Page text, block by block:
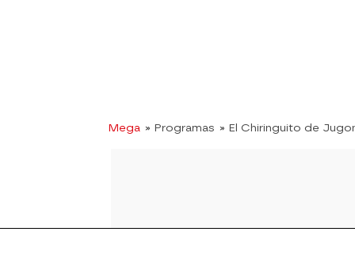
Mega » Programas » El Chiringuito de